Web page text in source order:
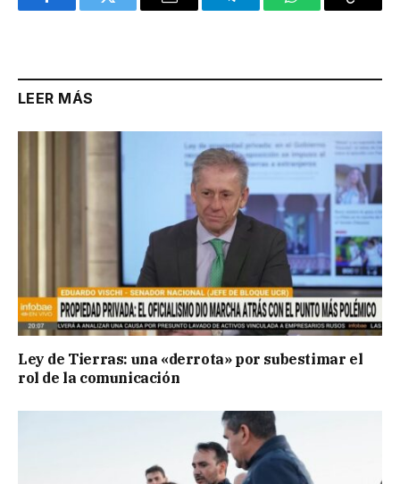
FacebookTwitter Email TelegramWhatsAppCopy
LEER MÁS
Ley de Tierras: una «derrota» por subestimar el
rol de la comunicación